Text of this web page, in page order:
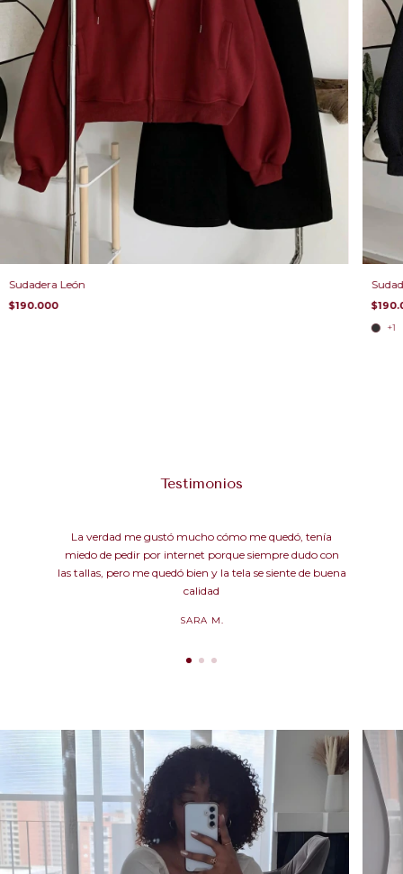
Sudadera León
$190.000
+1
Testimonios
La verdad me gustó mucho cómo me quedó, tenía
miedo de pedir por internet porque siempre dudo con
las tallas, pero me quedó bien y la tela se siente de buena
calidad
SARA M.